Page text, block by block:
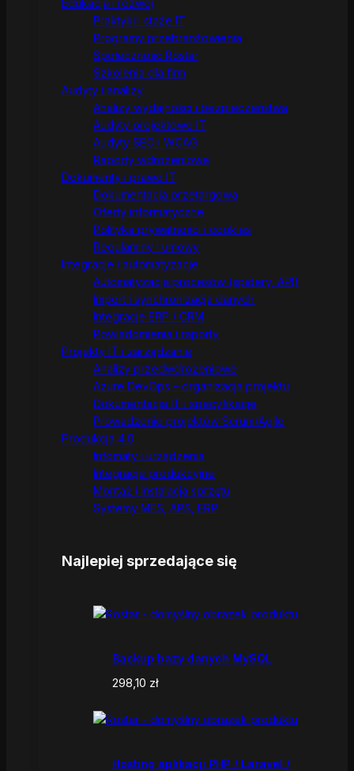
Edukacja i rozwój
Praktyki i staże IT
Programy przebranżowienia
Społeczność Rostar
Szkolenia dla firm
Audyty i analizy
Analizy wydajności i bezpieczeństwa
Audyty projektowe IT
Audyty SEO i WCAG
Raporty wdrożeniowe
Dokumenty i prawo IT
Dokumentacja przetargowa
Oferty informatyczne
Polityka prywatności i cookies
Regulaminy i umowy
Integracje i automatyzacje
Automatyzacja procesów (spidery, API)
Import i synchronizacja danych
Integracje ERP / CRM
Powiadomienia i raporty
Projekty IT i zarządzanie
Analizy przedwdrożeniowe
Azure DevOps – organizacja projektu
Dokumentacja IT i specyfikacje
Prowadzenie projektów Scrum/Agile
Produkcja 4.0
Infomaty i urządzenia
Integracje produkcyjne
Montaż i instalacja sprzętu
Systemy MES, APS, ERP
Najlepiej sprzedające się
Backup bazy danych MySQL
298,10 zł
Hosting aplikacji PHP / Laravel /